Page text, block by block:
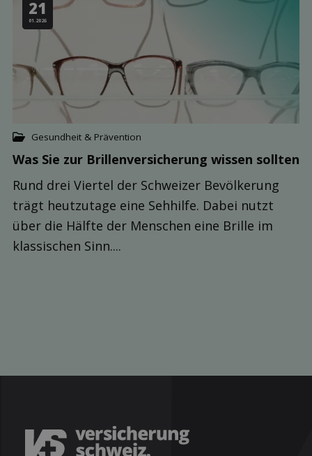
21
01.2026
Gesundheit & Prävention
Was Sie zur Brillen­versicherung wissen sollten
Rund drei Viertel der Schweizer Bevölkerung
trägt heutzutage eine Sehhilfe. Dabei nutzt
über die Hälfte der Menschen eine Brille im
klassischen Sinn....